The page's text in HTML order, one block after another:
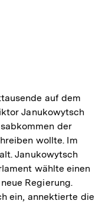
auf dem
Janukowytsch
der
wollte. Im
Janukowytsch
wählte einen
Regierung.
ein, annektierte die